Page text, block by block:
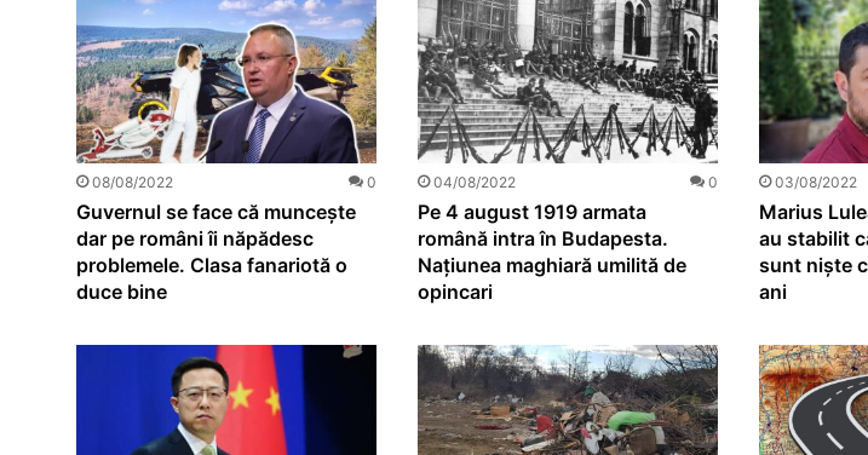
08/08/2022 0
Guvernul se face că muncește
dar pe români îi năpădesc
problemele. Clasa fanariotă o
duce bine
04/08/2022 0
Pe 4 august 1919 armata
română intra în Budapesta.
Națiunea maghiară umilită de
opincari
03/08/2022
Marius
au stabilit
sunt niște
ani